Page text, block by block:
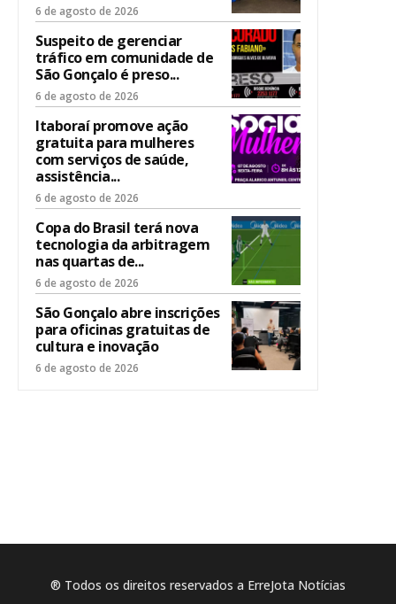
6 de agosto de 2026
Suspeito de gerenciar
tráfico em comunidade de
São Gonçalo é preso...
6 de agosto de 2026
Itaboraí promove ação
gratuita para mulheres
com serviços de saúde,
assistência...
6 de agosto de 2026
Copa do Brasil terá nova
tecnologia da arbitragem
nas quartas de...
6 de agosto de 2026
São Gonçalo abre inscrições
para oficinas gratuitas de
cultura e inovação
6 de agosto de 2026
® Todos os direitos reservados a ErreJota Notícias